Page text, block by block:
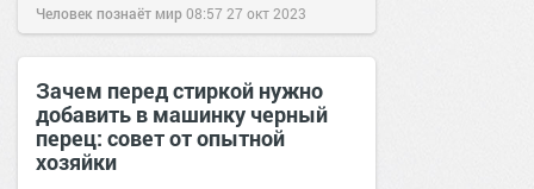
Человек познаёт мир08:57 27 окт 2023
Зачем перед стиркой нужно
добавить в машинку черный
перец: совет от опытной
хозяйки